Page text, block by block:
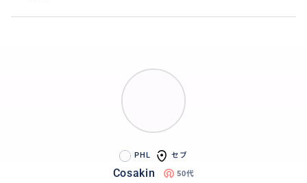
PHL セブ
Cosakin 50代